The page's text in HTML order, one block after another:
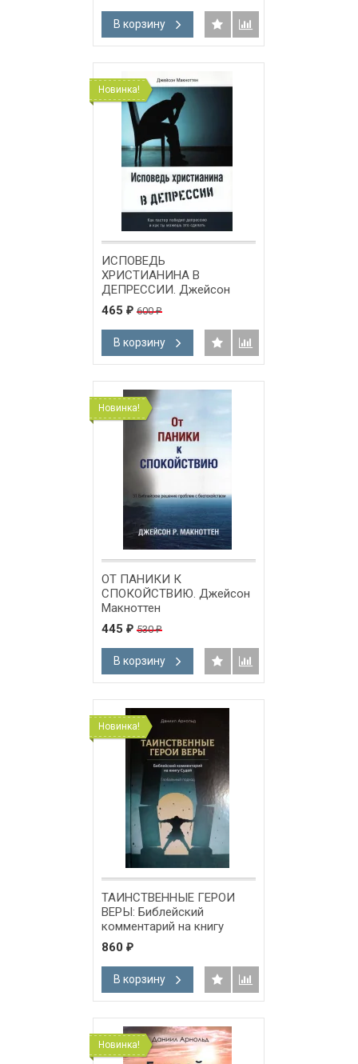
В корзину
Новинка!
ИСПОВЕДЬ
ХРИСТИАНИНА В
ДЕПРЕССИИ. Джейсон
Макноттен
465 ₽ 600₽
В корзину
Новинка!
ОТ ПАНИКИ К
СПОКОЙСТВИЮ. Джейсон
Макноттен
445 ₽ 530₽
В корзину
Новинка!
ТАИНСТВЕННЫЕ ГЕРОИ
ВЕРЫ: Библейский
комментарий на книгу
Судей. Даниил Арнольд
860 ₽
В корзину
Новинка!